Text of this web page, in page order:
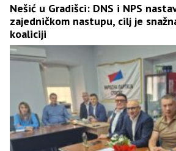
Nešić u Gradišci: DNS i NPS
zajedničkom nastupu, cilj je
koaliciji